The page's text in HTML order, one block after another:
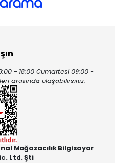
- 18:00 Cumartesi 09:00 -
arasında ulaşabilirsiniz.
Mağazacılık Bilgisayar
Ltd. Şti